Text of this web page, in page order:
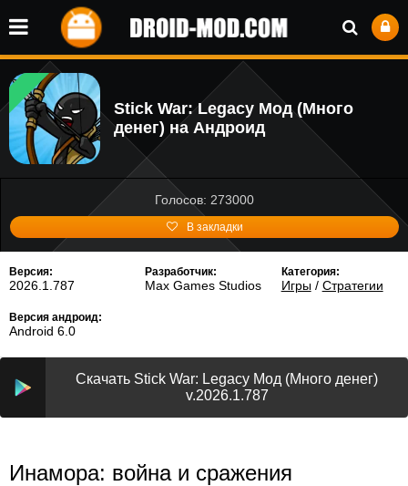
Stick War: Legacy Мод (Много
денег) на Андроид
Голосов: 273000
В закладки
Версия:
2026.1.787
Разработчик:
Max Games Studios
Категория:
Игры/ Стратегии
Версия андроид:
Android 6.0
Скачать Stick War: Legacy Мод (Много денег)
v.2026.1.787
Инамора: война и сражения